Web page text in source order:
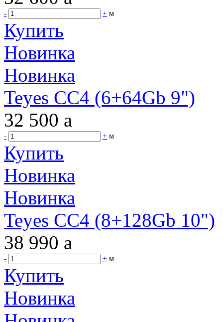
- + м
Купить
Новинка
Новинка
Teyes CC4 (6+64Gb 9")
32 500 a
- + м
Купить
Новинка
Новинка
Teyes CC4 (8+128Gb 10")
38 990 a
- + м
Купить
Новинка